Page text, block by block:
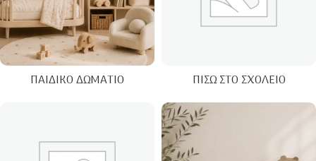
ΠΑΙΔΙΚΌ ΔΩΜΆΤΙΟ ΠΊΣΩ ΣΤΟ ΣΧΟΛΕΊΟ